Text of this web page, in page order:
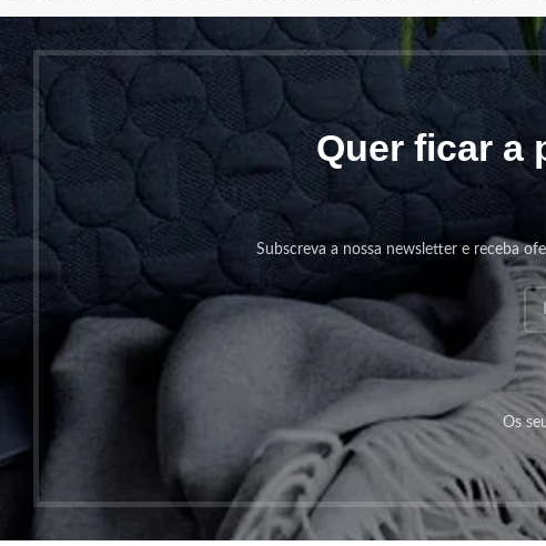
Quer ficar a
Subscreva a nossa newsletter e receba
Os